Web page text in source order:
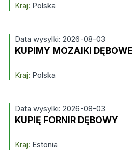
Kraj: Polska
Data wysylki: 2026-08-03
KUPIMY MOZAIKI DĘBOWE
Kraj: Polska
Data wysylki: 2026-08-03
KUPIĘ FORNIR DĘBOWY
Kraj: Estonia